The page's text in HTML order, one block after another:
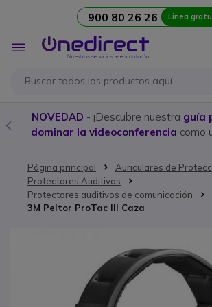
900 80 26 26 Linea
Toggle
Nav
NOVEDAD - ¡Descubre nuestra guía
dominar la videoconferencia como
Página principal
Auriculares de
Protectores Auditivos
Protectores auditivos de comunicación
3M Peltor ProTac III Caza